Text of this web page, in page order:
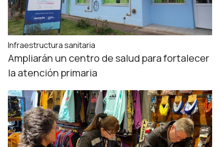
Infraestructura sanitaria
Ampliarán un centro de salud para fortalecer
la atención primaria